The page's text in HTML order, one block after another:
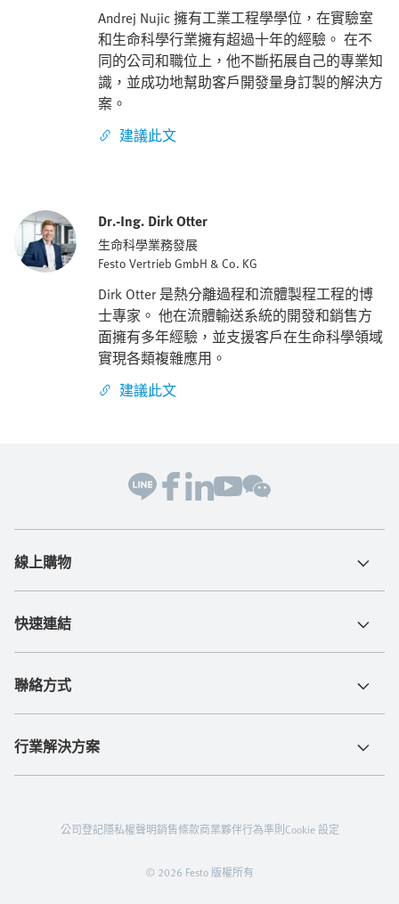
Andrej Nujic 擁有工業工程學學位，在實驗室
和生命科學行業擁有超過十年的經驗。 在不
同的公司和職位上，他不斷拓展自己的專業知
識，並成功地幫助客戶開發量身訂製的解決方
案。
建議此文
Dr.-Ing. Dirk Otter
生命科學業務發展
Festo Vertrieb GmbH & Co. KG
Dirk Otter 是熱分離過程和流體製程工程的博
士專家。 他在流體輸送系統的開發和銷售方
面擁有多年經驗，並支援客戶在生命科學領域
實現各類複雜應用。
建議此文
線上購物
快速連結
聯絡方式
行業解決方案
© 2026 Festo 版權所有
公司登記隱私權聲明銷售條款商業夥伴行為準則Cookie 設定